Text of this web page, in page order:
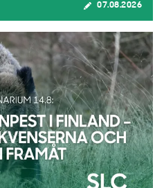
07.08.2026